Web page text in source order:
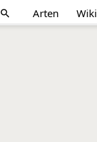
search Arten Wiki